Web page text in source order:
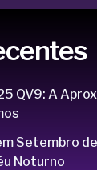
QV9: A
Setembro
Noturno